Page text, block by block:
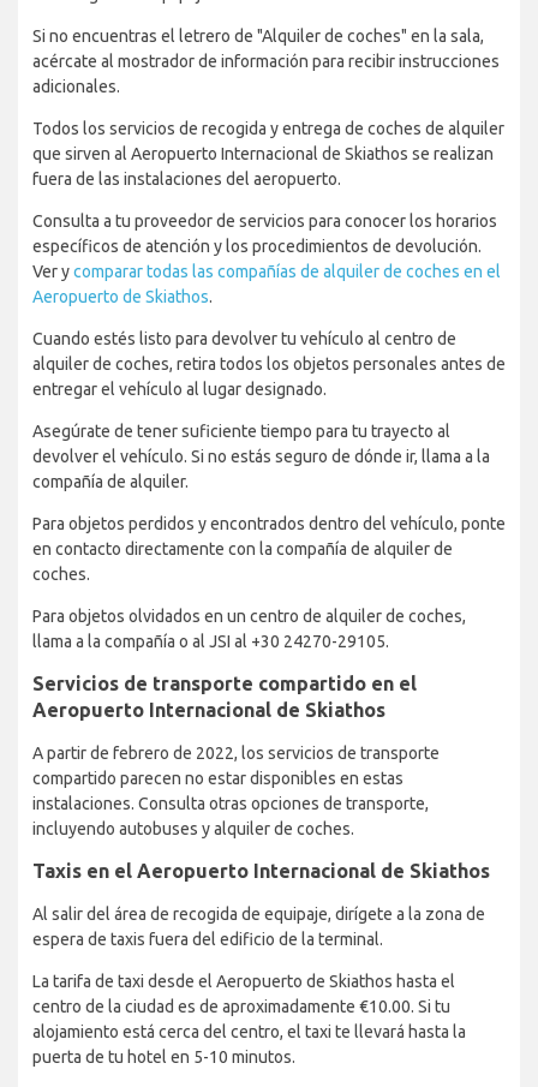
Si no encuentras el letrero de "Alquiler de coches" en la sala,
acércate al mostrador de información para recibir instrucciones
adicionales.
Todos los servicios de recogida y entrega de coches de alquiler
que sirven al Aeropuerto Internacional de Skiathos se realizan
fuera de las instalaciones del aeropuerto.
Consulta a tu proveedor de servicios para conocer los horarios
específicos de atención y los procedimientos de devolución.
Ver ycomparar todas las compañías de alquiler de coches en el
Aeropuerto de Skiathos.
Cuando estés listo para devolver tu vehículo al centro de
alquiler de coches, retira todos los objetos personales antes de
entregar el vehículo al lugar designado.
Asegúrate de tener suficiente tiempo para tu trayecto al
devolver el vehículo. Si no estás seguro de dónde ir, llama a la
compañía de alquiler.
Para objetos perdidos y encontrados dentro del vehículo, ponte
en contacto directamente con la compañía de alquiler de
coches.
Para objetos olvidados en un centro de alquiler de coches,
llama a la compañía o al JSI al +30 24270-29105.
Servicios de transporte compartido en el
Aeropuerto Internacional de Skiathos
A partir de febrero de 2022, los servicios de transporte
compartido parecen no estar disponibles en estas
instalaciones. Consulta otras opciones de transporte,
incluyendo autobuses y alquiler de coches.
Taxis en el Aeropuerto Internacional de Skiathos
Al salir del área de recogida de equipaje, dirígete a la zona de
espera de taxis fuera del edificio de la terminal.
La tarifa de taxi desde el Aeropuerto de Skiathos hasta el
centro de la ciudad es de aproximadamente €10.00. Si tu
alojamiento está cerca del centro, el taxi te llevará hasta la
puerta de tu hotel en 5-10 minutos.